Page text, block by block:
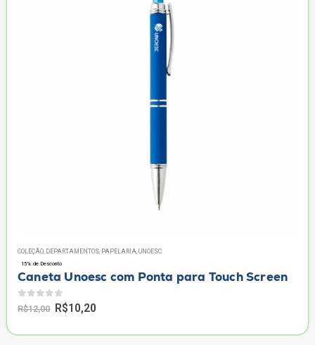
COLEÇÃO DEPARTAMENTOS PAPELARIA UNOESC
15% de Desconto
Caneta Unoesc com Ponta para Touch Screen
0 de 5
R$12,00 Original
price
R$12,00.
R$10,20Current
R$10,20.